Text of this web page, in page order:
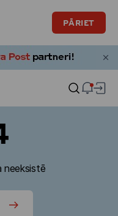
PĀRIET
neeksistē